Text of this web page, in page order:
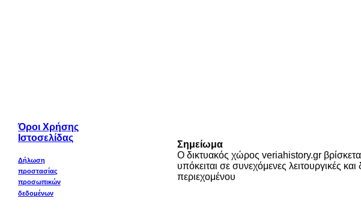
Όροι Χρήσης
Ιστοσελίδας
Δήλωση
προστασίας
προσωπικών
δεδομένων
Σημείωμα
Ο δικτυακός χώρος veriahistory.gr
υπόκειται σε συνεχόμενες λειτουργικές
περιεχομένου